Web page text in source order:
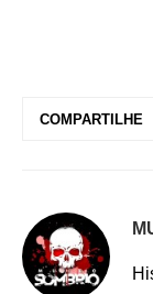
COMPARTILHE